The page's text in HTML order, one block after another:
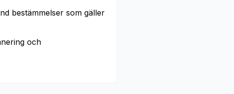
bestämmelser som gäller
och